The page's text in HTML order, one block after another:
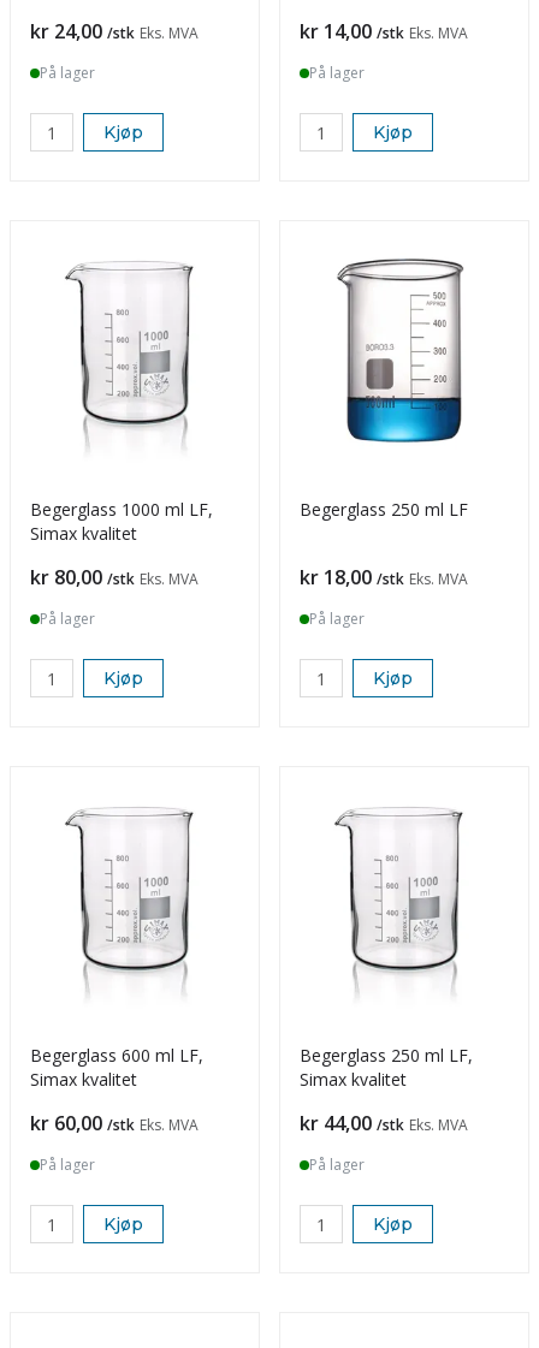
Pris
kr 24,00 /stk Eks. MVA
På lager
Kjøp
Pris
kr 14,00 /stk Eks. MVA
På lager
Kjøp
Begerglass 1000 ml LF,
Simax kvalitet
Pris
kr 80,00 /stk Eks. MVA
På lager
Kjøp
Begerglass 250 ml LF
Pris
kr 18,00 /stk Eks. MVA
På lager
Kjøp
Begerglass 600 ml LF,
Simax kvalitet
Pris
kr 60,00 /stk Eks. MVA
På lager
Kjøp
Begerglass 250 ml LF,
Simax kvalitet
Pris
kr 44,00 /stk Eks. MVA
På lager
Kjøp